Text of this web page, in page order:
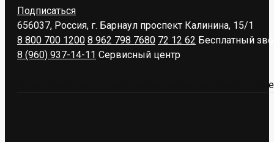
Подписаться
656037, Россия, г. Барнаул проспект Калинина, 15/1
8 800 700 1200 8 962 798 7680 72 12 62 Бесплатный
8 (960) 937-14-11 Сервисный центр
Представленная на сайте информация носит